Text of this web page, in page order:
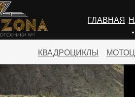
ГЛАВНАЯ
КВАДРОЦИКЛЫ
ПЕРЕЙТИ В КАТАЛОГ